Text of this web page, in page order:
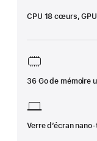
CPU 18 cœurs,
36 Go de mémoire
Verre d’écran